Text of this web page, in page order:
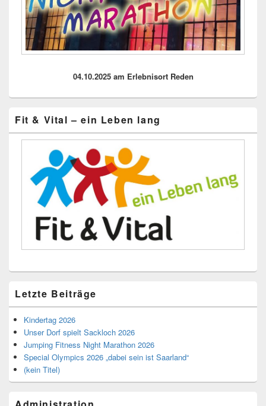
04.10.2025 am Erlebnisort Reden
Fit & Vital – ein Leben lang
Letzte Beiträge
Kindertag 2026
Unser Dorf spielt Sackloch 2026
Jumping Fitness Night Marathon 2026
Special Olympics 2026 „dabei sein ist Saarland“
(kein Titel)